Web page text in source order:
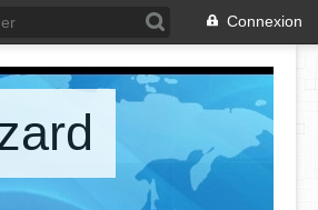
Connexion